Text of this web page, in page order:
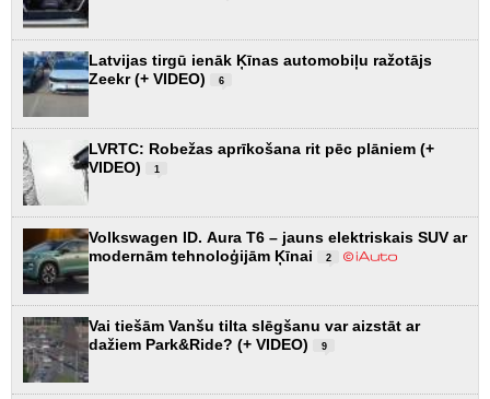
Latvijas tirgū ienāk Ķīnas automobiļu ražotājs
Zeekr (+ VIDEO)
6
LVRTC: Robežas aprīkošana rit pēc plāniem (+
VIDEO)
1
Volkswagen ID. Aura T6 – jauns elektriskais SUV ar
modernām tehnoloģijām Ķīnai
2
Vai tiešām Vanšu tilta slēgšanu var aizstāt ar
dažiem Park&Ride? (+ VIDEO)
9